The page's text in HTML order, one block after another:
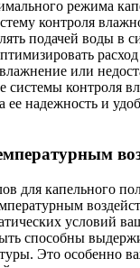
режима
контроля
подачей воды в
или
системы контроля
ее надежность и
для капельного
условий
способны
Это особенно